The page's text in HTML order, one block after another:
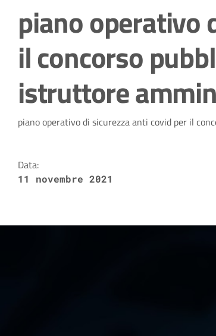
piano operativo
il concorso
istruttore
Dettagli della
piano operativo di sicurezza anti covid per il
Data:
11 novembre 2021